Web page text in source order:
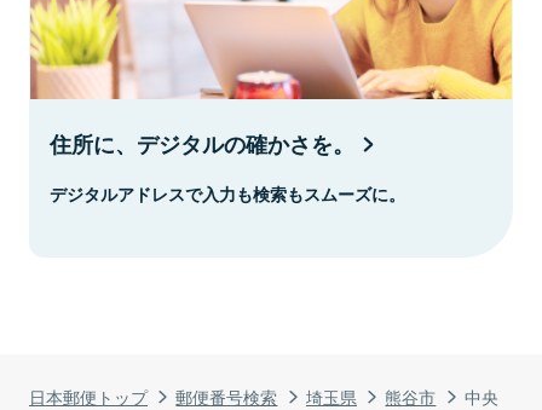
日本郵便トップ 郵便番号検索 埼玉県 熊谷市 中央
住所に、デジタルの確かさを。
デジタルアドレスで入力も検索もスムーズに。